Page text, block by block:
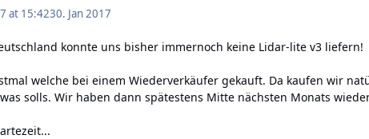
at 15:4230. Jan 2017
konnte uns bisher immernoch keine Lidar-lite v3 liefern!
welche bei einem Wiederverkäufer gekauft. Da kaufen wir
solls. Wir haben dann spätestens Mitte nächsten Monats